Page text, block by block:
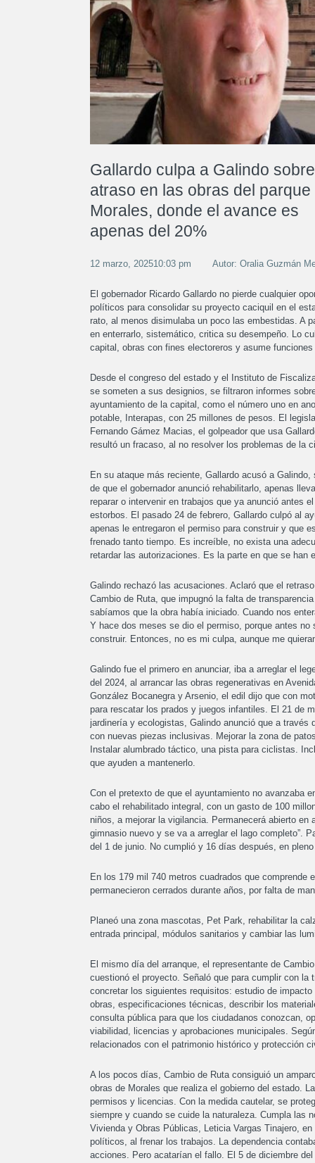
Gallardo culpa a Galindo
atraso en las obras del parque
Morales, donde el avance es
apenas del 20%
12 marzo, 202510:03 pm Autor: Oralia Guzmán
El gobernador Ricardo Gallardo no pierde cualquier
políticos para consolidar su proyecto caciquil en el
rato, al menos disimulaba un poco las embestidas. A
en enterrarlo, sistemático, critica su desempeño. Lo
capital, obras con fines electoreros y asume
Desde el congreso del estado y el Instituto de
se someten a sus designios, se filtraron informes
ayuntamiento de la capital, como el número uno en
potable, Interapas, con 25 millones de pesos. El
Fernando Gámez Macias, el golpeador que usa
resultó un fracaso, al no resolver los problemas de la
En su ataque más reciente, Gallardo acusó a
de que el gobernador anunció rehabilitarlo, apenas
reparar o intervenir en trabajos que ya anunció antes
estorbos. El pasado 24 de febrero, Gallardo culpó al
apenas le entregaron el permiso para construir y que
frenado tanto tiempo. Es increíble, no exista una
retardar las autorizaciones. Es la parte en que se han
Galindo rechazó las acusaciones. Aclaró que el
Cambio de Ruta, que impugnó la falta de
sabíamos que la obra había iniciado. Cuando nos
Y hace dos meses se dio el permiso, porque antes
construir. Entonces, no es mi culpa, aunque me
Galindo fue el primero en anunciar, iba a arreglar el
del 2024, al arrancar las obras regenerativas en
González Bocanegra y Arsenio, el edil dijo que con
para rescatar los prados y juegos infantiles. El 21 de
jardinería y ecologistas, Galindo anunció que a
con nuevas piezas inclusivas. Mejorar la zona de
Instalar alumbrado táctico, una pista para ciclistas.
que ayuden a mantenerlo.
Con el pretexto de que el ayuntamiento no avanzaba
cabo el rehabilitado integral, con un gasto de 100
niños, a mejorar la vigilancia. Permanecerá abierto
gimnasio nuevo y se va a arreglar el lago completo”.
del 1 de junio. No cumplió y 16 días después, en
En los 179 mil 740 metros cuadrados que comprende
permanecieron cerrados durante años, por falta de
Planeó una zona mascotas, Pet Park, rehabilitar la
entrada principal, módulos sanitarios y cambiar las
El mismo día del arranque, el representante de
cuestionó el proyecto. Señaló que para cumplir con
concretar los siguientes requisitos: estudio de
obras, especificaciones técnicas, describir los
consulta pública para que los ciudadanos conozcan,
viabilidad, licencias y aprobaciones municipales.
relacionados con el patrimonio histórico y protección
A los pocos días, Cambio de Ruta consiguió un
obras de Morales que realiza el gobierno del estado.
permisos y licencias. Con la medida cautelar, se
siempre y cuando se cuide la naturaleza. Cumpla las
Vivienda y Obras Públicas, Leticia Vargas Tinajero,
políticos, al frenar los trabajos. La dependencia
acciones. Pero acatarían el fallo. El 5 de diciembre